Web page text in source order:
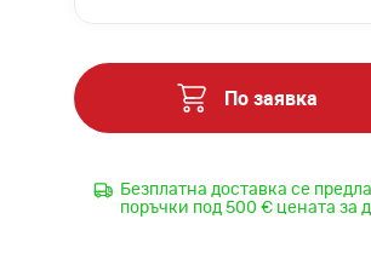
По заявка
Безплатна доставка се
поръчки под 500 € цената за